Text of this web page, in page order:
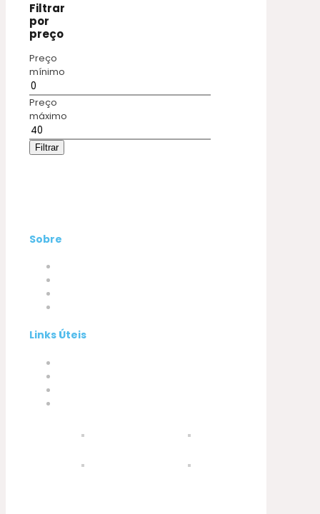
Filtrar
por
preço
Preço
mínimo
Preço
máximo
Filtrar
Sobre
Links Úteis